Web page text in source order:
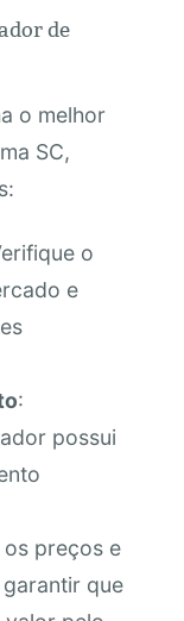
de
o melhor
SC,
o
e
:
possui
preços e
que